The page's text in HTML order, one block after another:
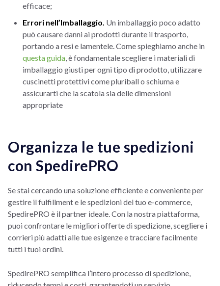
efficace;
Errori nell’Imballaggio. Un imballaggio poco adatto
può causare danni ai prodotti durante il trasporto,
portando a resi e lamentele. Come spieghiamo anche in
questa guida , è fondamentale scegliere i materiali di
imballaggio giusti per ogni tipo di prodotto, utilizzare
cuscinetti protettivi come pluriball o schiuma e
assicurarti che la scatola sia delle dimensioni
appropriate
Organizza le tue spedizioni
con SpedirePRO
Se stai cercando una soluzione efficiente e conveniente per
gestire il fulfillment e le spedizioni del tuo e-commerce,
SpedirePRO è il partner ideale. Con la nostra piattaforma,
puoi confrontare le migliori offerte di spedizione, scegliere i
corrieri più adatti alle tue esigenze e tracciare facilmente
tutti i tuoi ordini.
SpedirePRO semplifica l’intero processo di spedizione,